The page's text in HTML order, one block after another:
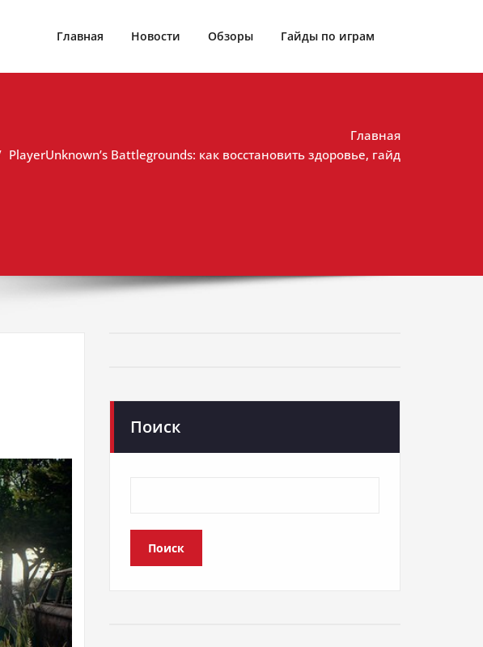
Главная Новости Обзоры Гайды по играм
Главная
PlayerUnknown’s Battlegrounds: как восстановить здоровье, гайд
Поиск
Поиск